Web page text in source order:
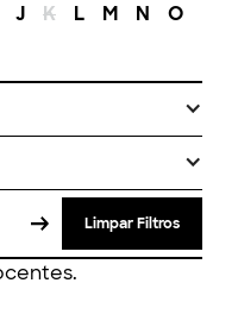
J K L M N O
Limpar Filtros